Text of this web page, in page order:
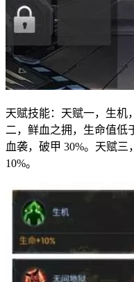
天赋技能：天赋一，生机
二，鲜血之拥，生命值低
血袭，破甲 30%。天赋
10%。